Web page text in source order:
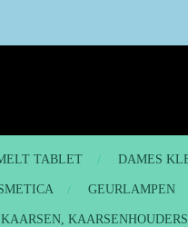
TABLET DAMES
GEURLAMPEN
KAARSEN, KAARSENHOUDERS